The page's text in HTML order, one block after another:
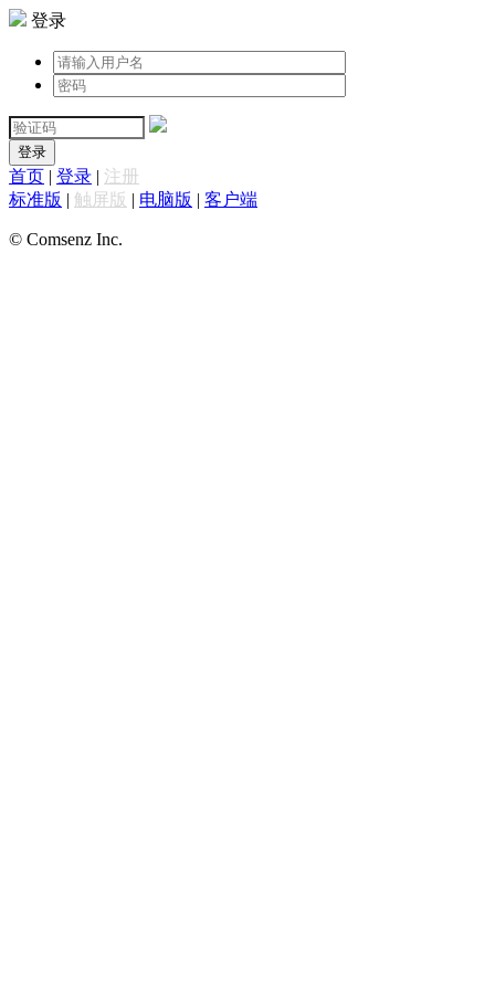
登录
登录
首页 | 登录 | 注册
标准版 | 触屏版 | 电脑版 | 客户端
© Comsenz Inc.